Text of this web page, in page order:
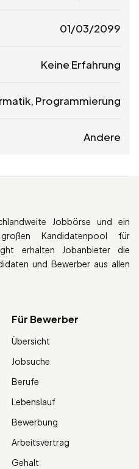
01/03/2099
Keine Erfahrung
Programmierung
Andere
Jobbörse und ein
Kandidatenpool für
erhalten Jobanbieter die
und Bewerber aus allen
Für Bewerber
Übersicht
Jobsuche
Berufe
Lebenslauf
Bewerbung
Arbeitsvertrag
Gehalt